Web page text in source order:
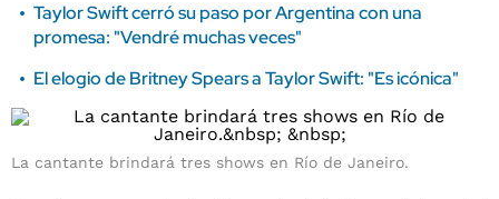
Taylor Swift cerró su paso por Argentina con una
promesa: "Vendré muchas veces"
El elogio de Britney Spears a Taylor Swift: "Es icónica"
La cantante brindará tres shows en Río de Janeiro.